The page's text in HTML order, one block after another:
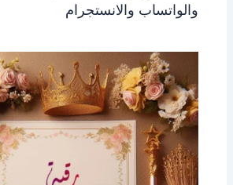
والواتساب والانستجرام